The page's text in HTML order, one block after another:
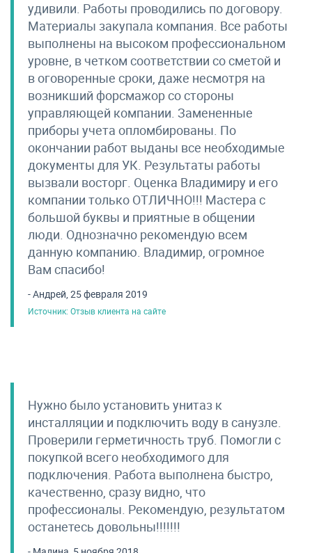
удивили. Работы проводились по договору.
Материалы закупала компания. Все работы
выполнены на высоком профессиональном
уровне, в четком соответствии со сметой и
в оговоренные сроки, даже несмотря на
возникший форсмажор со стороны
управляющей компании. Замененные
приборы учета опломбированы. По
окончании работ выданы все необходимые
документы для УК. Результаты работы
вызвали восторг. Оценка Владимиру и его
компании только ОТЛИЧНО!!! Мастера с
большой буквы и приятные в общении
люди. Однозначно рекомендую всем
данную компанию. Владимир, огромное
Вам спасибо!
- Андрей, 25 февраля 2019
Источник: Отзыв клиента на сайте
Нужно было установить унитаз к
инсталляции и подключить воду в санузле.
Проверили герметичность труб. Помогли с
покупкой всего необходимого для
подключения. Работа выполнена быстро,
качественно, сразу видно, что
профессионалы. Рекомендую, результатом
останетесь довольны!!!!!!!